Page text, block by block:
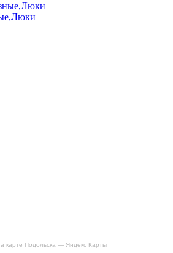
карте Подольска — Яндекс Карты